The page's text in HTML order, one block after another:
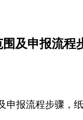
及申报流程
申报流程步骤，